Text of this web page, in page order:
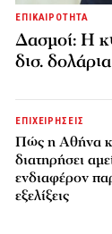
ΕΠΙΚΑΙΡΟΤΗΤΑ
Δασμοί: Η
δισ. δολάρια
ΕΠΙΧΕΙΡΗΣΕΙΣ
Πώς η Αθήνα
διατηρήσει
ενδιαφέρον
εξελίξεις